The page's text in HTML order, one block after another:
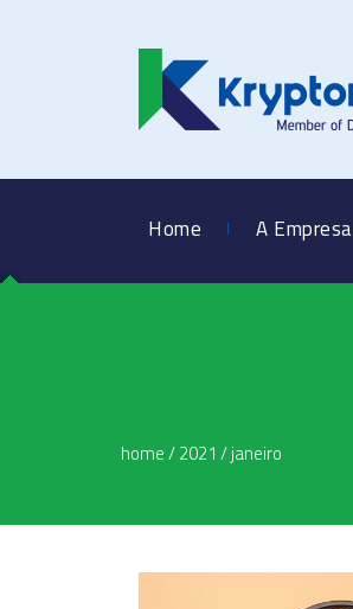
Home A Empresa
home/2021 /janeiro